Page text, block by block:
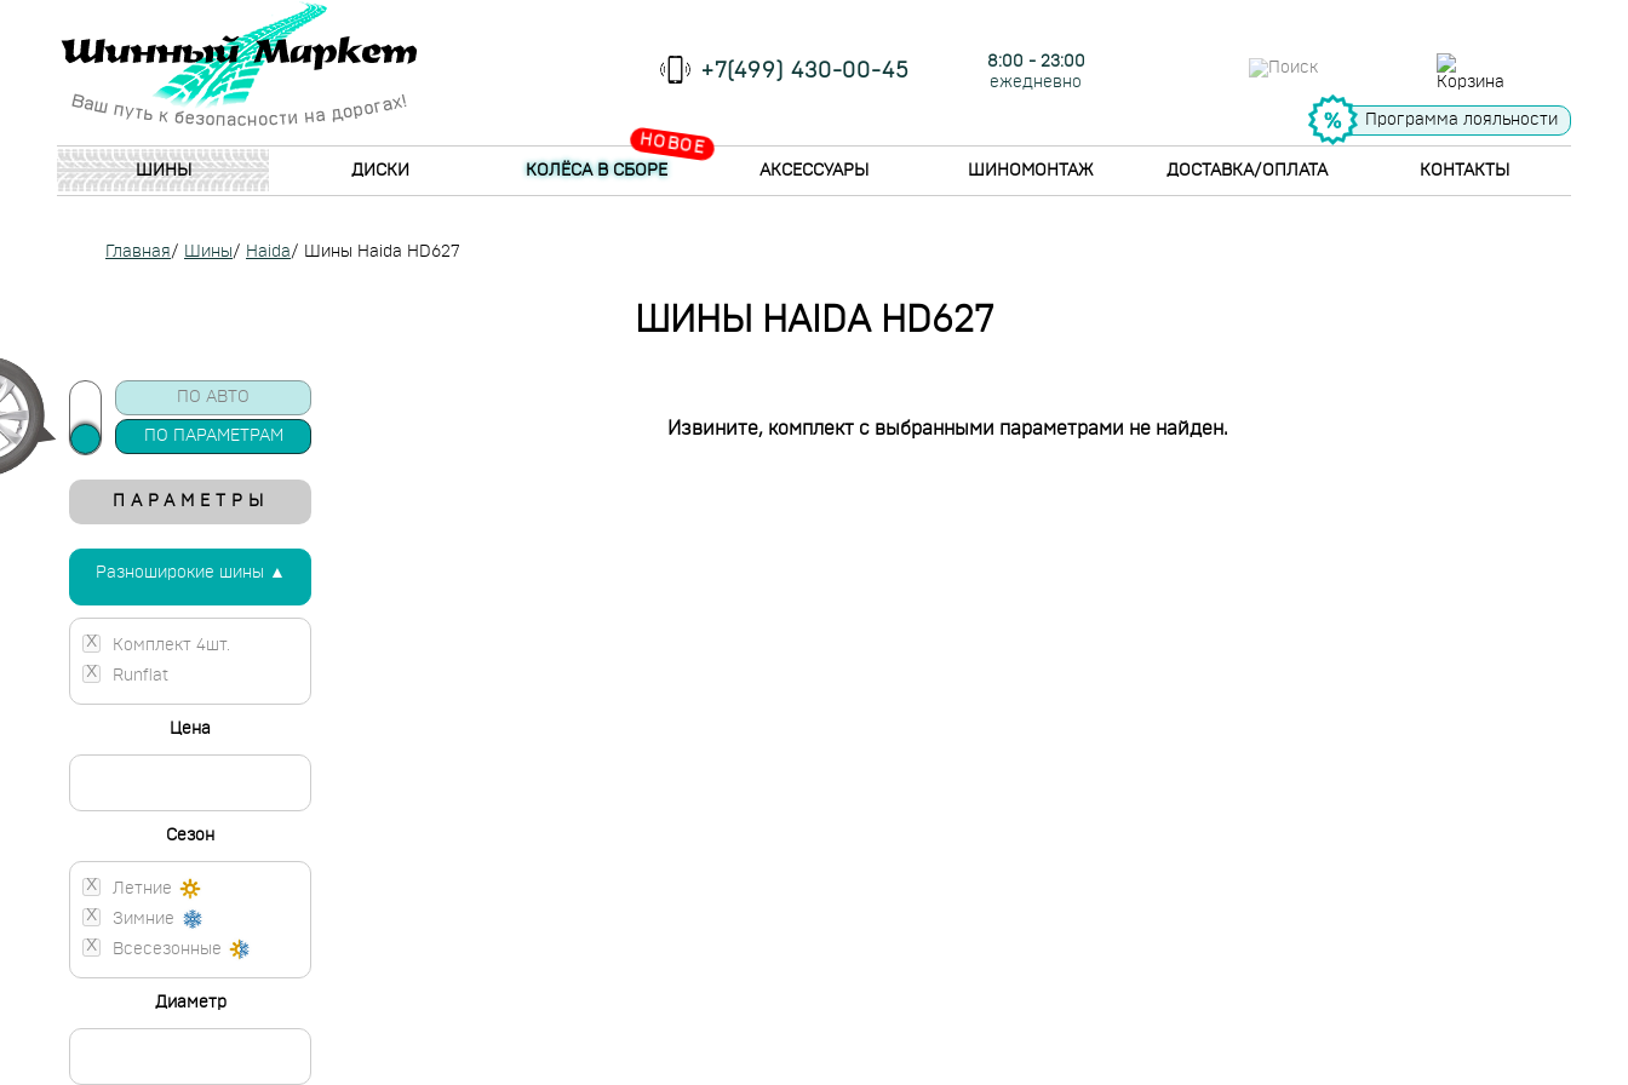
+7(499) 430-00-45
8:00 - 23:00
ежедневно
Программа лояльности
ШИНЫ ДИСКИ
НОВОЕ
КОЛЁСА В СБОРЕ АКСЕССУАРЫ ШИНОМОНТАЖ ДОСТАВКА/ОПЛАТА КОНТАКТЫ
Главная/ Шины/ Haida/ Шины Haida HD627
ШИНЫ HAIDA HD627
Извините, комплект с выбранными параметрами не найден.
ПО АВТО
ПО ПАРАМЕТРАМ
ПАРАМЕТРЫ
Разноширокие шины ▲
Комплект 4шт.
Runflat
Цена
Сезон
Летние
Зимние
Всесезонные
Диаметр